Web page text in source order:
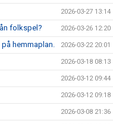
2026-03-27 13:14
folkspel? 2026-03-26 12:20
hemmaplan. 2026-03-22 20:01
2026-03-18 08:13
2026-03-12 09:44
2026-03-12 09:18
2026-03-08 21:36